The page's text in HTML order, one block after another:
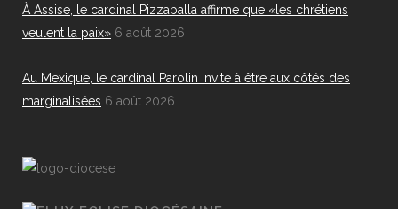
À Assise, le cardinal Pizzaballa affirme que «les chrétiens
veulent la paix» 6 août 2026
Au Mexique, le cardinal Parolin invite à être aux côtés des
marginalisées 6 août 2026